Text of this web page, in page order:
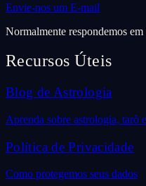
Envie-nos um E-mail
Normalmente respondemos em
Recursos Úteis
Blog de Astrologia
Aprenda sobre astrologia, tarô
Política de Privacidade
Como protegemos seus dados